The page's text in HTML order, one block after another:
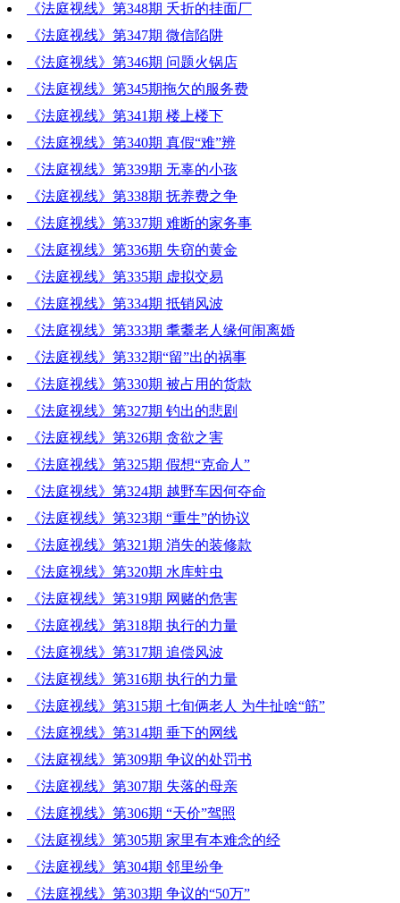
《法庭视线》第348期 夭折的挂面厂
《法庭视线》第347期 微信陷阱
《法庭视线》第346期 问题火锅店
《法庭视线》第345期拖欠的服务费
《法庭视线》第341期 楼上楼下
《法庭视线》第340期 真假“难”辨
《法庭视线》第339期 无辜的小孩
《法庭视线》第338期 抚养费之争
《法庭视线》第337期 难断的家务事
《法庭视线》第336期 失窃的黄金
《法庭视线》第335期 虚拟交易
《法庭视线》第334期 抵销风波
《法庭视线》第333期 耄耋老人缘何闹离婚
《法庭视线》第332期“留”出的祸事
《法庭视线》第330期 被占用的货款
《法庭视线》第327期 钓出的悲剧
《法庭视线》第326期 贪欲之害
《法庭视线》第325期 假想“克命人”
《法庭视线》第324期 越野车因何夺命
《法庭视线》第323期 “重生”的协议
《法庭视线》第321期 消失的装修款
《法庭视线》第320期 水库蛀虫
《法庭视线》第319期 网赌的危害
《法庭视线》第318期 执行的力量
《法庭视线》第317期 追偿风波
《法庭视线》第316期 执行的力量
《法庭视线》第315期 七旬俩老人 为牛扯啥“筋”
《法庭视线》第314期 垂下的网线
《法庭视线》第309期 争议的处罚书
《法庭视线》第307期 失落的母亲
《法庭视线》第306期 “天价”驾照
《法庭视线》第305期 家里有本难念的经
《法庭视线》第304期 邻里纷争
《法庭视线》第303期 争议的“50万”